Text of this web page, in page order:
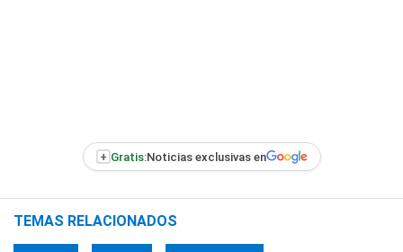
+ Gratis:Noticias exclusivas en
TEMAS RELACIONADOS